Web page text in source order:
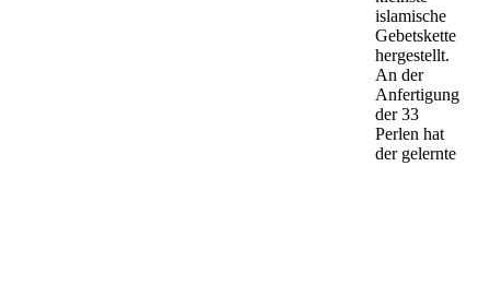
islamische
Gebetskette
hergestellt.
An der
Anfertigung
der 33
Perlen hat
der gelernte